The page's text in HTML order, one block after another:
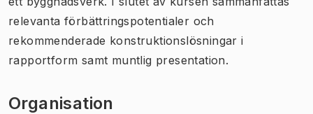
relevanta förbättringspotentialer och
rekommenderade konstruktionslösningar i
rapportform samt muntlig presentation.
Organisation